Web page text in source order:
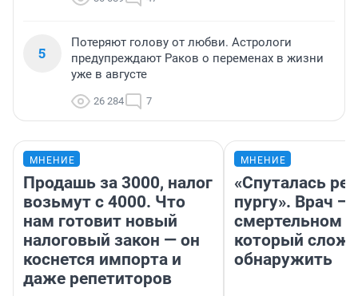
5
Потеряют голову от любви. Астрологи
предупреждают Раков о переменах в жизни
уже в августе
26 284 7
МНЕНИЕ
Продашь за 3000, налог
возьмут с 4000. Что
нам готовит новый
налоговый закон — он
коснется импорта и
даже репетиторов
МНЕНИЕ
«Спуталась
пургу». Врач —
смертельном
который
обнаружить